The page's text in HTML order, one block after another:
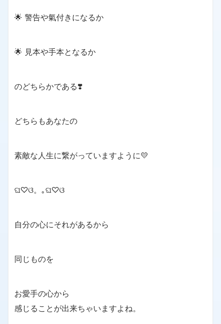
🌟 警告や氣付きになるか
🌟 見本や手本となるか
のどちらかである❣️
どちらもあなたの
素敵な人生に繋がっていますように💛
ଘ♡ଓ。｡ଘ♡ଓ
自分の心にそれがあるから
同じものを
お愛手の心から
感じることが出来ちゃいますよね。